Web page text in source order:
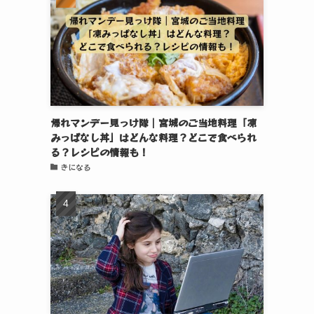
帰れマンデー見っけ隊｜宮城のご当地料理「凍
みっぱなし丼」はどんな料理？どこで食べられ
る？レシピの情報も！
きになる